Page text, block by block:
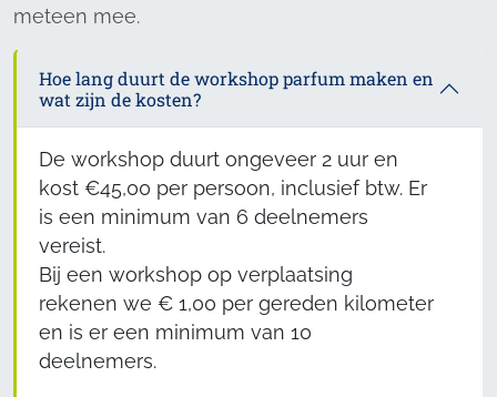
meteen mee.
Hoe lang duurt de workshop parfum maken en
wat zijn de kosten?
De workshop duurt ongeveer 2 uur en
kost €45,00 per persoon, inclusief btw. Er
is een minimum van 6 deelnemers
vereist.
Bij een workshop op verplaatsing
rekenen we € 1,00 per gereden kilometer
en is er een minimum van 10
deelnemers.